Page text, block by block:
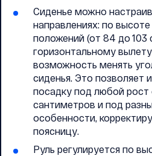
Сиденье можно
направлениях: по
положений (от 84 до 103
горизонтальному
возможность менять
сиденья. Это позволяет
посадку под любой рост
сантиметров и под
особенности,
поясницу.
Руль регулируется по